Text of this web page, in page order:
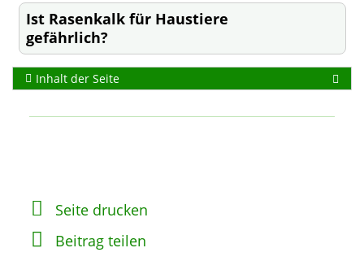
Ist Rasenkalk für Haustiere
gefährlich?
Inhalt der Seite
Seite drucken
Beitrag teilen